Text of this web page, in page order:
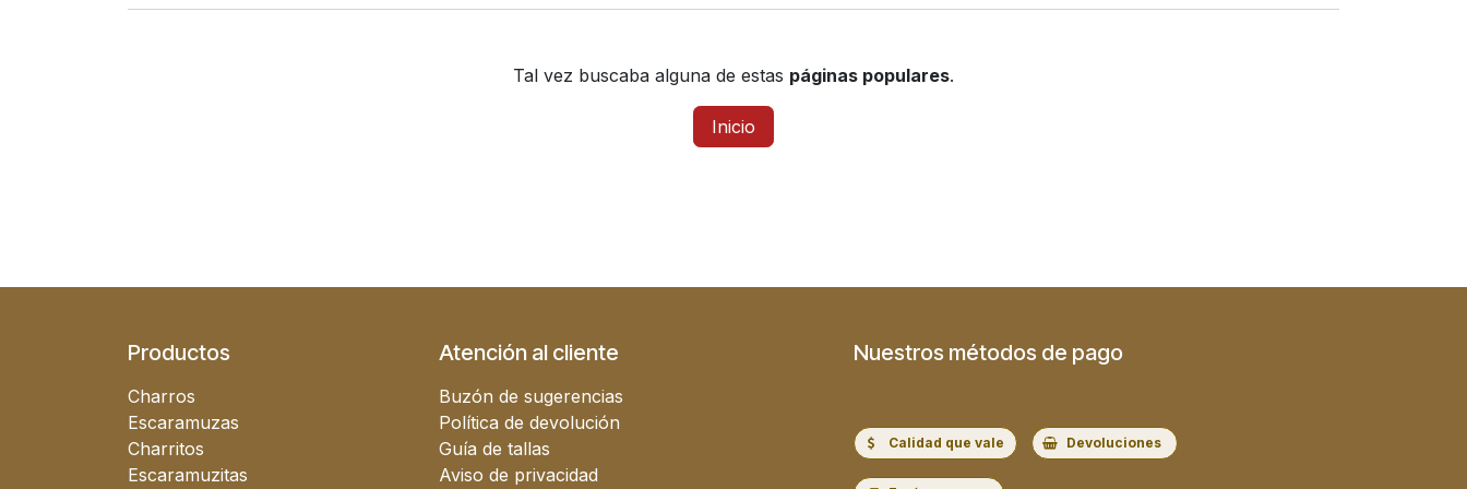
Tal vez buscaba alguna de estas páginas populares.
Inicio
Productos
Charros
Escaramuzas
Charritos
Escaramuzitas
Atención al cliente
Buzón de sugerencias
Política de devolución
Guía de tallas
Aviso de privacidad
Nuestros métodos de pago
Calidad que vale Devoluciones